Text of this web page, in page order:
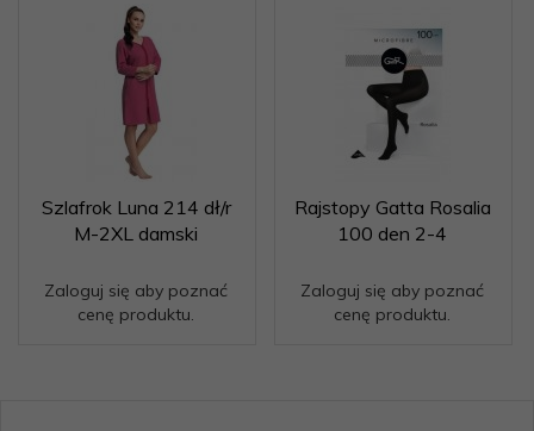
Szlafrok Luna 214 dł/r
M-2XL damski
Zaloguj się aby poznać
cenę produktu.
Rajstopy Gatta Rosalia
100 den 2-4
Zaloguj się aby poznać
cenę produktu.